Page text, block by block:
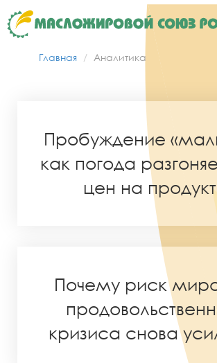
Главная Аналитика
Пробуждение
как погода
цен на
Почему риск
кризиса снова